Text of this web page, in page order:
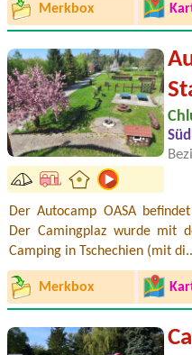
Merkbox
Der Autocamp OASA
Der Camingplaz wurde mit
Camping in Tschechien (mit di..
Merkbox